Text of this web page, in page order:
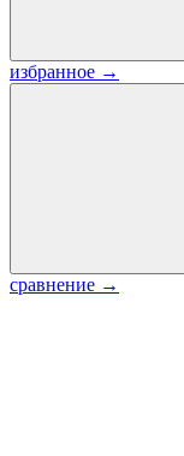
избранное →
сравнение →